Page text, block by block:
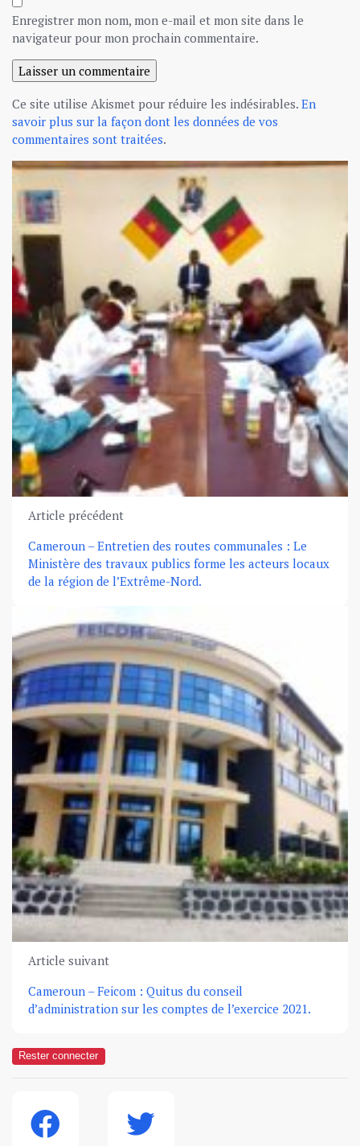
Enregistrer mon nom, mon e-mail et mon site dans le
navigateur pour mon prochain commentaire.
Ce site utilise Akismet pour réduire les indésirables. En
savoir plus sur la façon dont les données de vos
commentaires sont traitées.
Article précédent
Cameroun – Entretien des routes communales : Le
Ministère des travaux publics forme les acteurs locaux
de la région de l’Extrême-Nord.
Article suivant
Cameroun – Feicom : Quitus du conseil
d’administration sur les comptes de l’exercice 2021.
Rester connecter